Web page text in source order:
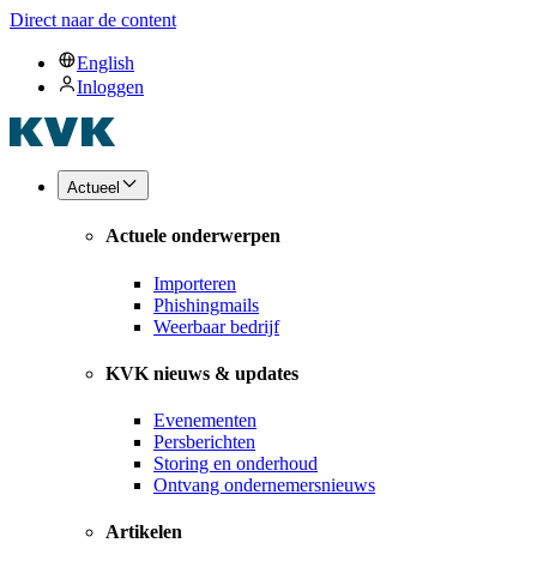
Direct naar de content
English
Inloggen
Actueel
Actuele onderwerpen
Importeren
Phishingmails
Weerbaar bedrijf
KVK nieuws & updates
Evenementen
Persberichten
Storing en onderhoud
Ontvang ondernemersnieuws
Artikelen